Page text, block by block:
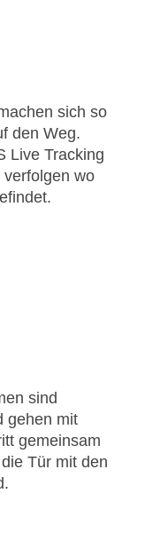
sich so
den Weg.
Live Tracking
verfolgen wo
sind
gehen mit
gemeinsam
Tür mit den